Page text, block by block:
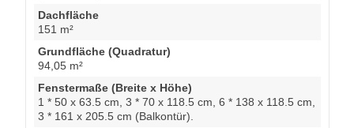
Dachfläche
151 m²
Grundfläche (Quadratur)
94,05 m²
Fenstermaße (Breite x Höhe)
1 * 50 x 63.5 cm, 3 * 70 x 118.5 cm, 6 * 138 x 118.5 cm,
3 * 161 x 205.5 cm (Balkontür).